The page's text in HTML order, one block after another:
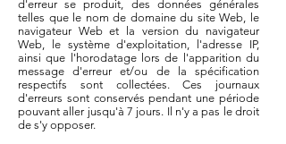
d'erreur se produit, des données générales
telles que le nom de domaine du site Web, le
navigateur Web et la version du navigateur
Web, le système d'exploitation, l'adresse IP,
ainsi que l'horodatage lors de l'apparition du
message d'erreur et/ou de la spécification
respectifs sont collectées. Ces journaux
d'erreurs sont conservés pendant une période
pouvant aller jusqu'à 7 jours. Il n'y a pas le droit
de s'y opposer.